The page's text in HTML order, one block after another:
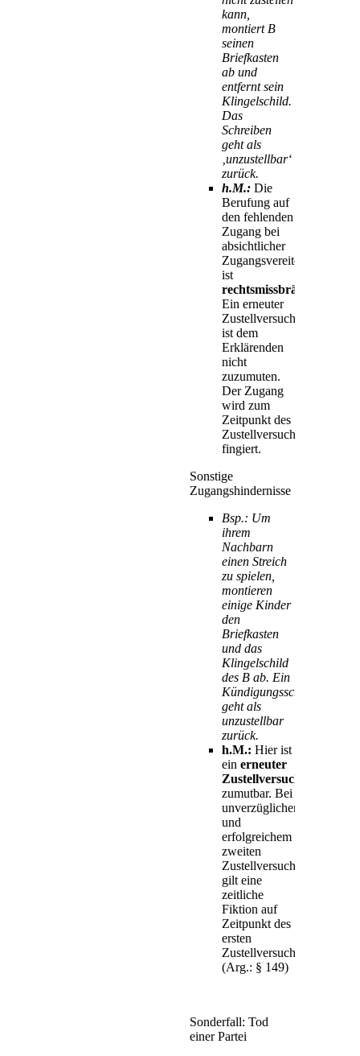
kann,
montiert B
seinen
Briefkasten
ab und
entfernt sein
Klingelschild.
Das
Schreiben
geht als
‚unzustellbar‘
zurück.
h.M.: Die
Berufung auf
den fehlenden
Zugang bei
absichtlicher
Zugangsvereitelung
ist
rechtsmissbräuchlich
Ein erneuter
Zustellversuch
ist dem
Erklärenden
nicht
zuzumuten.
Der Zugang
wird zum
Zeitpunkt des
Zustellversuchs
fingiert.
Sonstige
Zugangshindernisse
Bsp.: Um
ihrem
Nachbarn
einen Streich
zu spielen,
montieren
einige Kinder
den
Briefkasten
und das
Klingelschild
des B ab. Ein
Kündigungsschreiben
geht als
unzustellbar
zurück.
h.M.: Hier ist
ein erneuter
Zustellversuch
zumutbar. Bei
unverzüglichem
und
erfolgreichem
zweiten
Zustellversuch
gilt eine
zeitliche
Fiktion auf
Zeitpunkt des
ersten
Zustellversuchs
(Arg.: § 149)
Sonderfall: Tod
einer Partei